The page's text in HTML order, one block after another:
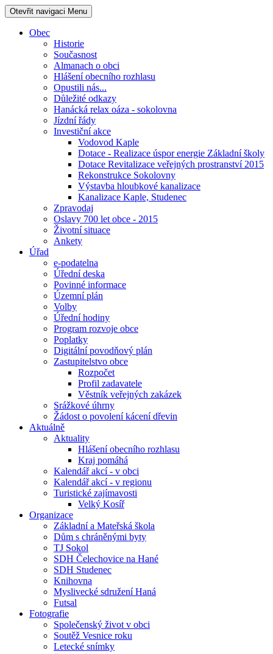
Otevřit navigaci Menu
Obec
Historie
Současnost
Almanach o obci
Hlášení obecního rozhlasu
Opustili nás...
Důležité odkazy
Hanácká relax oáza - sokolovna
Jízdní řády
Investiční akce
Vodovod Kaple
Dotace - Realizace úspor energie Základní školy
Dotace Revitalizace veřejných prostranství 2015
Rekonstrukce Sokolovny
Výstavba hloubkové kanalizace
Kanalizace Kaple, Studenec
Zpravodaj
Oslavy 700 let obce - 2015
Životní situace
Ankety
Úřad
e-podatelna
Úřední deska
Povinné informace
Územní plán
Volby
Úřední hodiny
Program rozvoje obce
Poplatky
Digitální povodňový plán
Zastupitelstvo obce
Rozpočet
Profil zadavatele
Věstník veřejných zakázek
Srážkové úhrny
Žádost o povolení kácení dřevin
Aktuálně
Aktuality
Hlášení obecního rozhlasu
Kraj pomáhá
Kalendář akcí - v obci
Kalendář akcí - v regionu
Turistické zajímavosti
Velký Kosíř
Organizace
Základní a Mateřská škola
Dům s chráněnými byty
TJ Sokol
SDH Čelechovice na Hané
SDH Studenec
Knihovna
Myslivecké sdružení Haná
Futsal
Fotografie
Společenský život v obci
Soutěž Vesnice roku
Letecké snímky